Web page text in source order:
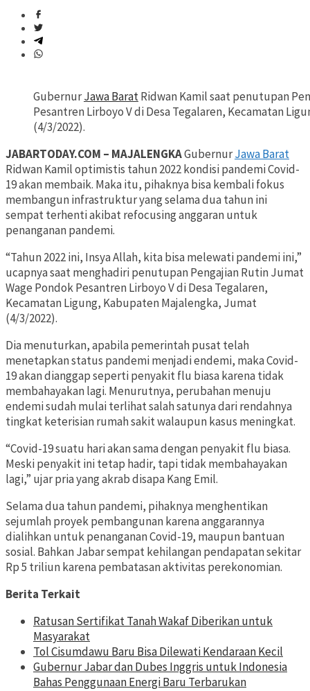
GubernurJawa BaratRidwan Kamil saat penutupan
Pesantren Lirboyo V di Desa Tegalaren, Kecamatan
(4/3/2022).
JABARTODAY.COM – MAJALENGKAGubernurJawa Barat
Ridwan Kamil optimistis tahun 2022 kondisi pandemi Covid-
19 akan membaik. Maka itu, pihaknya bisa kembali fokus
membangun infrastruktur yang selama dua tahun ini
sempat terhenti akibat refocusing anggaran untuk
penanganan pandemi.
“Tahun 2022 ini, Insya Allah, kita bisa melewati pandemi ini,”
ucapnya saat menghadiri penutupan Pengajian Rutin Jumat
Wage Pondok Pesantren Lirboyo V di Desa Tegalaren,
Kecamatan Ligung, Kabupaten Majalengka, Jumat
(4/3/2022).
Dia menuturkan, apabila pemerintah pusat telah
menetapkan status pandemi menjadi endemi, maka Covid-
19 akan dianggap seperti penyakit flu biasa karena tidak
membahayakan lagi. Menurutnya, perubahan menuju
endemi sudah mulai terlihat salah satunya dari rendahnya
tingkat keterisian rumah sakit walaupun kasus meningkat.
“Covid-19 suatu hari akan sama dengan penyakit flu biasa.
Meski penyakit ini tetap hadir, tapi tidak membahayakan
lagi,” ujar pria yang akrab disapa Kang Emil.
Selama dua tahun pandemi, pihaknya menghentikan
sejumlah proyek pembangunan karena anggarannya
dialihkan untuk penanganan Covid-19, maupun bantuan
sosial. Bahkan Jabar sempat kehilangan pendapatan sekitar
Rp 5 triliun karena pembatasan aktivitas perekonomian.
Berita Terkait
Ratusan Sertifikat Tanah Wakaf Diberikan untuk
Masyarakat
Tol Cisumdawu Baru Bisa Dilewati Kendaraan Kecil
Gubernur Jabar dan Dubes Inggris untuk Indonesia
Bahas Penggunaan Energi Baru Terbarukan